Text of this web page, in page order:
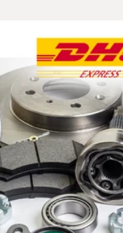
Abholung
- 4 tagen
Hemsbacher
74706
Deutschland
+4962916487601